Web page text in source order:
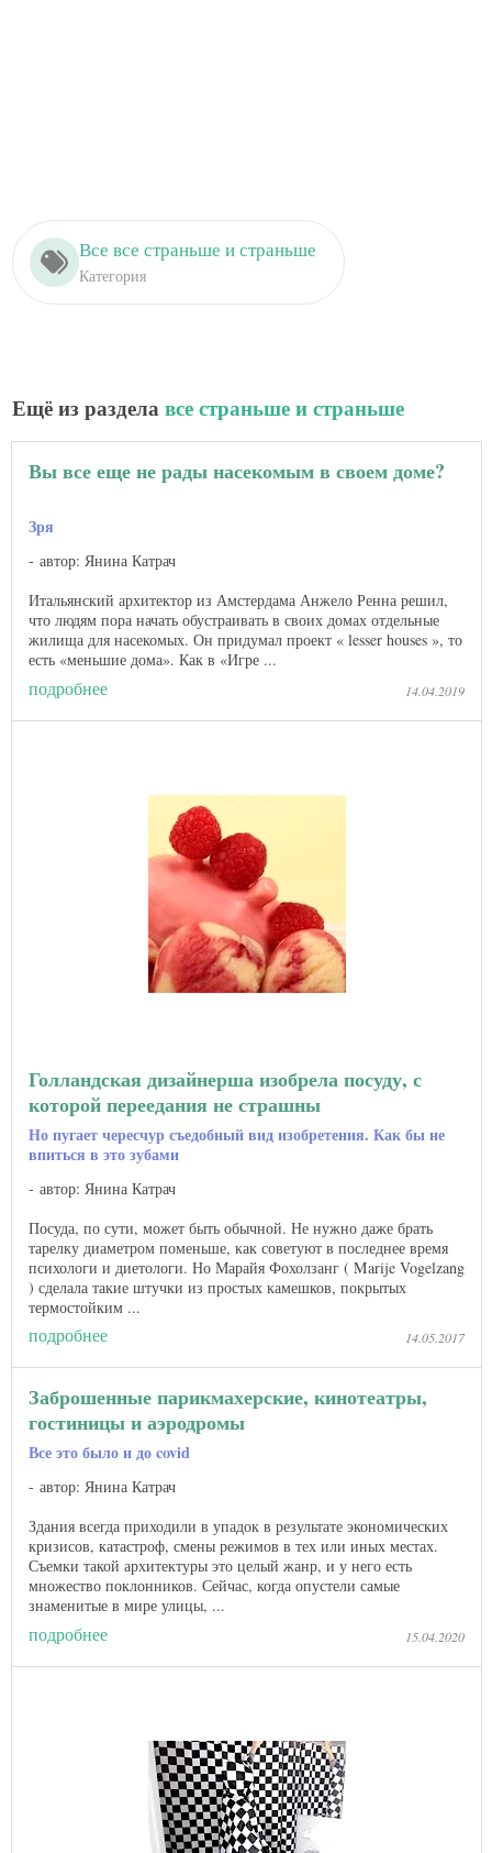
Все все страньше и страньше
Категория
Ещё из разделавсе страньше и страньше
Вы все еще не рады насекомым в своем доме?
Зря
автор: Янина Катрач
Итальянский архитектор из Амстердама Анжело Ренна решил,
что людям пора начать обустраивать в своих домах отдельные
жилища для насекомых. Он придумал проект « lesser houses », то
есть «меньшие дома». Как в «Игре ...
подробнее 14.04.2019
Голландская дизайнерша изобрела посуду, с
которой переедания не страшны
Но пугает чересчур съедобный вид изобретения. Как бы не
впиться в это зубами
автор: Янина Катрач
Посуда, по сути, может быть обычной. Не нужно даже брать
тарелку диаметром поменьше, как советуют в последнее время
психологи и диетологи. Но Марайя Фохолзанг ( Marije Vogelzang
) сделала такие штучки из простых камешков, покрытых
термостойким ...
подробнее 14.05.2017
Заброшенные парикмахерские, кинотеатры,
гостиницы и аэродромы
Все это было и до covid
автор: Янина Катрач
Здания всегда приходили в упадок в результате экономических
кризисов, катастроф, смены режимов в тех или иных местах.
Съемки такой архитектуры это целый жанр, и у него есть
множество поклонников. Сейчас, когда опустели самые
знаменитые в мире улицы, ...
подробнее 15.04.2020